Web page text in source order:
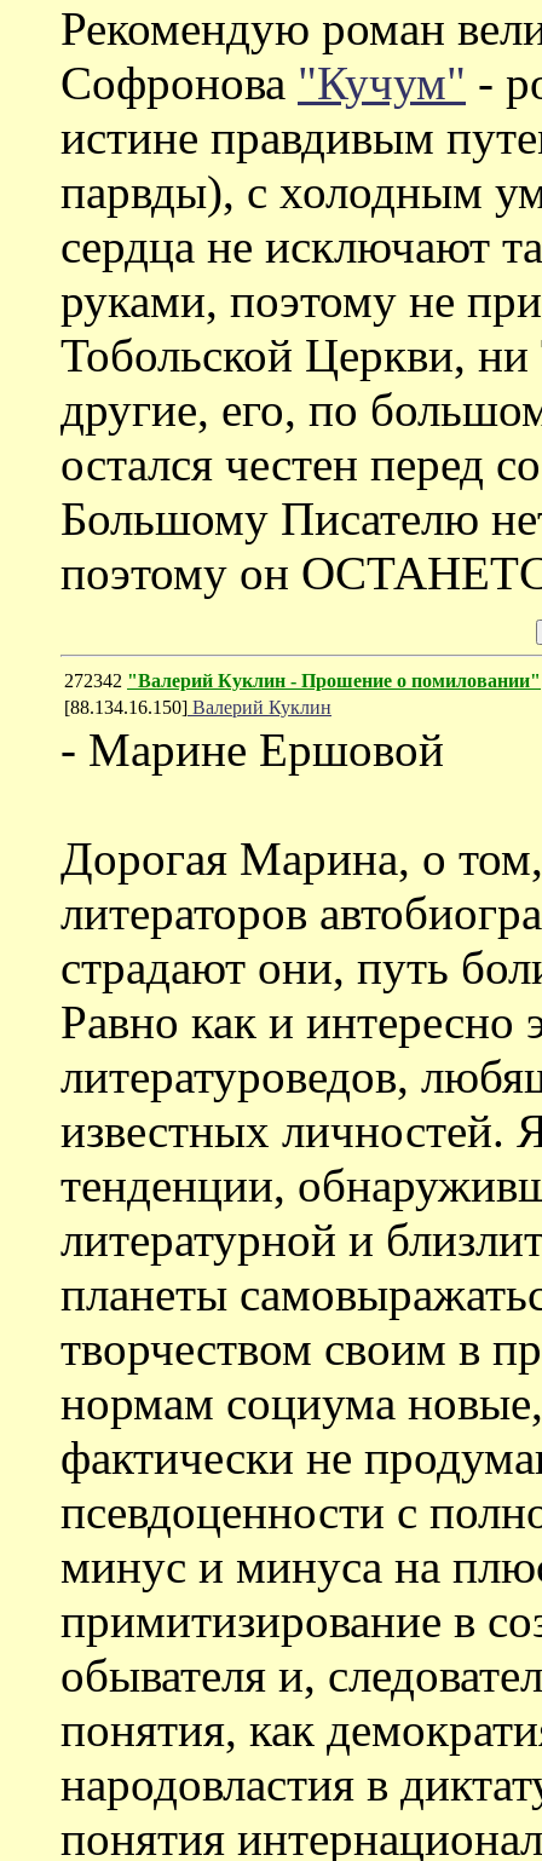
Рекомендую роман
Софронова "Кучум" -
истине правдивым
парвды), с холодным
сердца не исключают
руками, поэтому не
Тобольской Церкви,
другие, его, по
остался честен перед
Большому Писателю
поэтому он
272342 "Валерий Куклин - Прошение о помиловании"
[88.134.16.150] Валерий Куклин
- Марине Ершовой
Дорогая Марина, о
литераторов
страдают они, путь
Равно как и интересно
литературоведов,
известных личностей.
тенденции,
литературной и
планеты
творчеством своим в
нормам социума
фактически не
псевдоценности с
минус и минуса на
примитизирование в
обывателя и,
понятия, как
народовластия в
понятия